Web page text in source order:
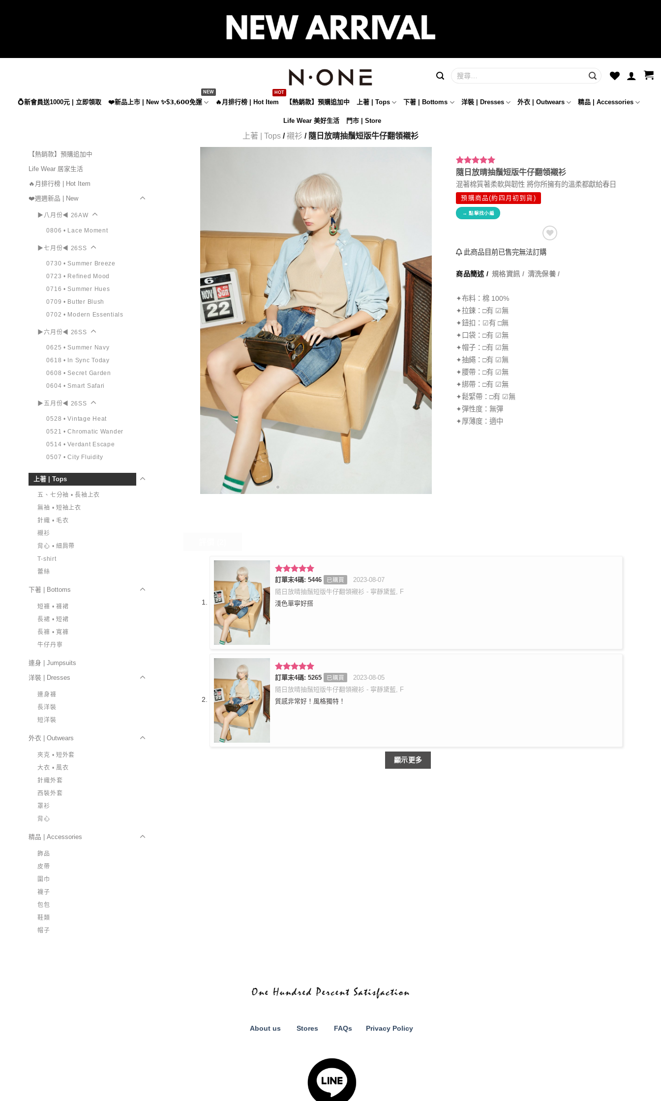
💍新會員送1000元 | 立即領取 ❤️新品上市 | New ✨$𝟯,𝟲𝟬𝟬免運 🔥月排行榜 | Hot Item 【熱銷款】預購追加中 上著 | Tops 下著 | Bottoms 洋裝 | Dresses 外衣 | Outwears 精品 | Accessories
Life Wear 美好生活 門市 | Store
上著 | Tops/襯衫 / 隨日放晴抽鬚短版牛仔翻領襯衫
評分5.00/
5，已有
2
位
顧客進行評
分
隨日放晴抽鬚短版牛仔翻領襯衫
混著棉質著柔軟與韌性 將你所擁有的溫柔都獻給春日
預購商品(約四月初到貨)
→ 點擊找小編
此商品目前已售完無法訂購
商品簡述 / 規格資訊 / 清洗保養 /
✦布料：棉 100%
✦拉鍊：□有 ☑無
✦鈕扣：☑有 □無
✦口袋：□有 ☑無
✦帽子：□有 ☑無
✦抽繩：□有 ☑無
✦腰帶：□有 ☑無
✦綁帶：□有 ☑無
✦鬆緊帶：□有 ☑無
✦彈性度：無彈
✦厚薄度：適中
評分5滿
分 5
訂單末4碼: 5446 已購買
2023-08-07
隨日放晴抽鬚短版牛仔翻領襯衫 - 寧靜黛藍, F
淺色單寧好搭
評分5滿
分 5
訂單末4碼: 5265 已購買
2023-08-05
隨日放晴抽鬚短版牛仔翻領襯衫 - 寧靜黛藍, F
質感非常好！風格獨特！
顯示更多
【熱銷款】預購追加中
Life Wear 居家生活
🔥月排行榜 | Hot Item
❤️週週新品 | New
▶八月份◀ 26AW
0806 • Lace Moment
▶七月份◀ 26SS
0730 • Summer Breeze
0723 • Refined Mood
0716 • Summer Hues
0709 • Butter Blush
0702 • Modern Essentials
▶六月份◀ 26SS
0625 • Summer Navy
0618 • In Sync Today
0608 • Secret Garden
0604 • Smart Safari
▶五月份◀ 26SS
0528 • Vintage Heat
0521 • Chromatic Wander
0514 • Verdant Escape
0507 • City Fluidity
上著 | Tops
五、七分袖 • 長袖上衣
無袖 • 短袖上衣
針織 • 毛衣
襯衫
背心 • 細肩帶
T-shirt
蕾絲
下著 | Bottoms
短褲 • 褲裙
長裙 • 短裙
長褲 • 寬褲
牛仔丹寧
連身 | Jumpsuits
洋裝 | Dresses
連身褲
長洋裝
短洋裝
外衣 | Outwears
夾克 • 短外套
大衣 • 風衣
針織外套
西裝外套
罩衫
背心
精品 | Accessories
飾品
皮帶
圍巾
襪子
包包
鞋類
帽子
About us Stores FAQs Privacy Policy